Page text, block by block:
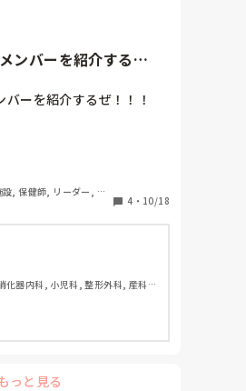
うでしょうか？
学校独自の奨学金をもらう
の奨学金、地方自治体の奨
うが、不安が解消されると思
う。必ず解決策があります。
てます。
ンバーを紹介する
ーを紹介するぜ！！！
借り続けて、旅行や女や
、自己破産したクズの本懐
では飽き足らず在学中から
いた挙げ句、病院にバレて
虐待事件があって、前の前
があって、バイトに行った
るほどの殺人事件が起きた
師C！！！
, 保健師, リーダー, 外
4 ・ 10/18
化器内科, 小児科, 整形外科, 産科・
HCU, プリセプター, 病棟, リ
外科, GCU, 消化器外科, 一般病院,
っと見る